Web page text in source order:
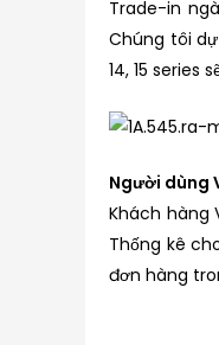
Trade-in
Chúng tôi
14, 15 series
Người dùng
Khách hàng
Thống kê
đơn hàng